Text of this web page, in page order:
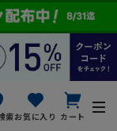
索お気に入り カート